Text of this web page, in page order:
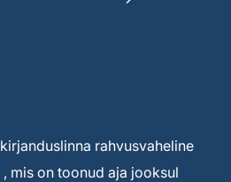
rahvusvaheline
mis on toonud aja jooksul